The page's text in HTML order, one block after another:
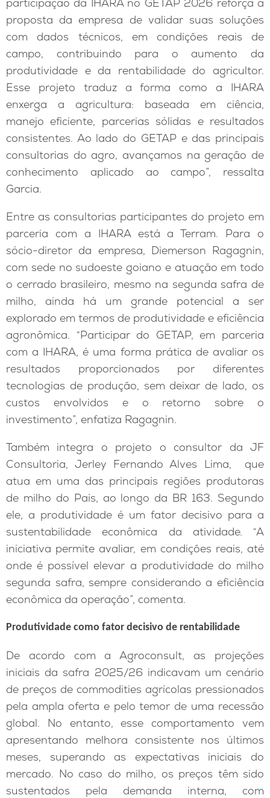
participação da IHARA no GETAP 2026 reforça a
proposta da empresa de validar suas soluções
com dados técnicos, em condições reais de
campo, contribuindo para o aumento da
produtividade e da rentabilidade do agricultor.
Esse projeto traduz a forma como a IHARA
enxerga a agricultura: baseada em ciência,
manejo eficiente, parcerias sólidas e resultados
consistentes. Ao lado do GETAP e das principais
consultorias do agro, avançamos na geração de
conhecimento aplicado ao campo”, ressalta
Garcia.
Entre as consultorias participantes do projeto em
parceria com a IHARA está a Terram. Para o
sócio-diretor da empresa, Diemerson Ragagnin,
com sede no sudoeste goiano e atuação em todo
o cerrado brasileiro, mesmo na segunda safra de
milho, ainda há um grande potencial a ser
explorado em termos de produtividade e eficiência
agronômica. “Participar do GETAP, em parceria
com a IHARA, é uma forma prática de avaliar os
resultados proporcionados por diferentes
tecnologias de produção, sem deixar de lado, os
custos envolvidos e o retorno sobre o
investimento”, enfatiza Ragagnin.
Também integra o projeto o consultor da JF
Consultoria, Jerley Fernando Alves Lima, que
atua em uma das principais regiões produtoras
de milho do País, ao longo da BR 163. Segundo
ele, a produtividade é um fator decisivo para a
sustentabilidade econômica da atividade. “A
iniciativa permite avaliar, em condições reais, até
onde é possível elevar a produtividade do milho
segunda safra, sempre considerando a eficiência
econômica da operação”, comenta.
Produtividade como fator decisivo de rentabilidade
De acordo com a Agroconsult, as projeções
iniciais da safra 2025/26 indicavam um cenário
de preços de commodities agrícolas pressionados
pela ampla oferta e pelo temor de uma recessão
global. No entanto, esse comportamento vem
apresentando melhora consistente nos últimos
meses, superando as expectativas iniciais do
mercado. No caso do milho, os preços têm sido
sustentados pela demanda interna, com